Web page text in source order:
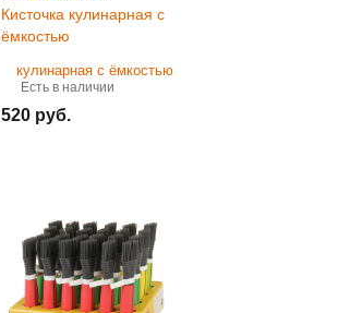
Кисточка кулинарная с
ёмкостью
Есть в наличии
520 руб.